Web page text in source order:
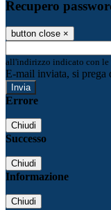
Recupero
button close ×
all'indirizzo indicato con le
E-mail inviata, si prega
Errore
Chiudi
Successo
Chiudi
Informazione
Chiudi